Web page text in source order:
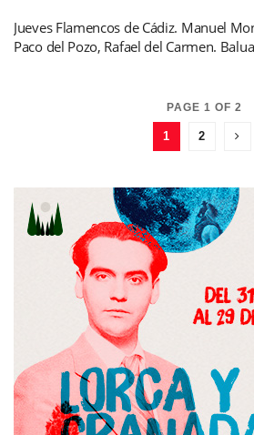
Jueves Flamencos de Cádiz. Manuel
Paco del Pozo, Rafael del Carmen.
PAGE 1 OF 2
1 2